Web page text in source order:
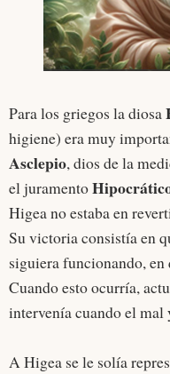
Para los griegos la diosa
higiene) era muy
Asclepio, dios de la
el juramento
Higea no estaba en
Su victoria consistía en
siguiera funcionando,
Cuando esto ocurría,
intervenía cuando el mal
A Higea se le solía